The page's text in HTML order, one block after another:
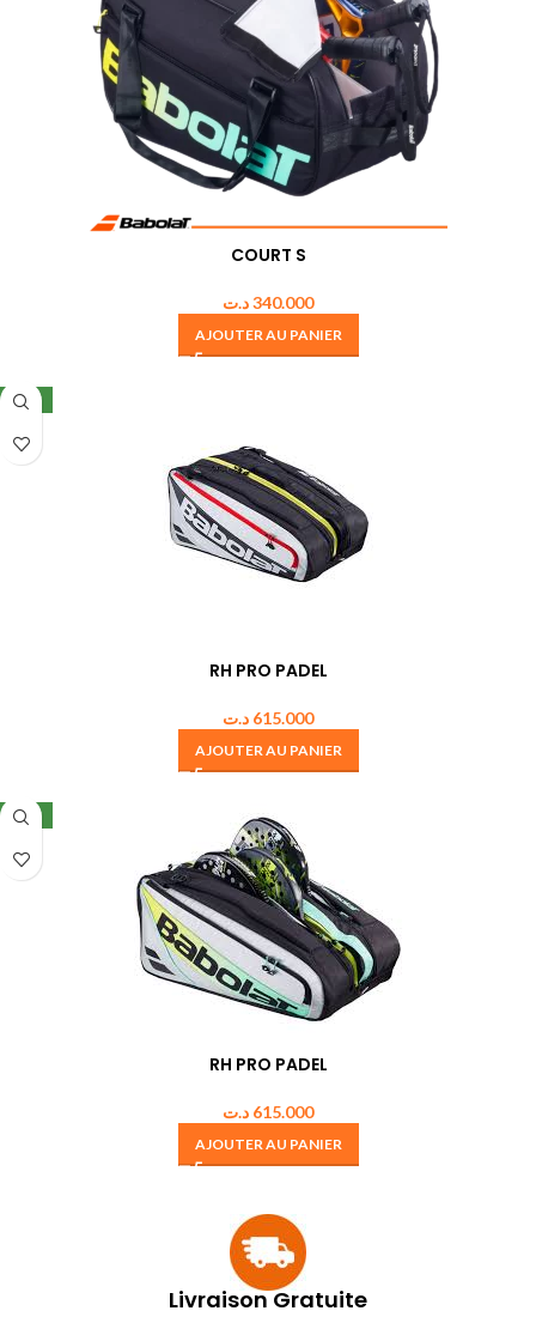
COURT S
340.000د.ت
AJOUTER AU PANIER
NEW
RH PRO PADEL
615.000 د.ت
AJOUTER AU PANIER
NEW
RH PRO PADEL
615.000 د.ت
AJOUTER AU PANIER
Livraison Gratuite